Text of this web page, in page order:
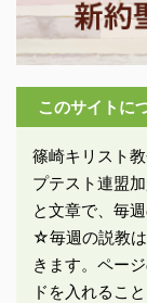
かを議論して
たちが創世記の
単なる神話と
めた時、この
ちとは無関係
ります。これ
に語りかけら
このサイトに
篠崎キリスト
プテスト連盟
と文章で、毎
☆毎週の説教は
きます。ペー
ドを入れるこ